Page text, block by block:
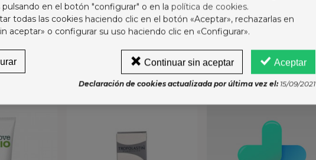
con abundante agua.
en el botón "configurar" o en la política de cookies.
todas las cookies haciendo clic en el botón «Aceptar», rechazarlas en
aceptar» o configurar su uso haciendo clic en «Configurar».
Aceptar
Continuar sin aceptar
Declaración de cookies actualizada por última vez el:15/09/2021